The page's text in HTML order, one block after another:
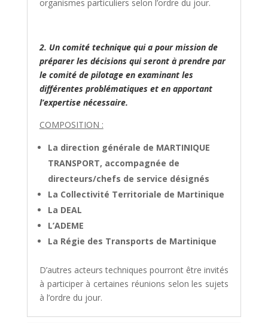
organismes particuliers selon l’ordre du jour.
2. Un comité technique qui a pour mission de
préparer les décisions qui seront à prendre par
le comité de pilotage en examinant les
différentes problématiques et en apportant
l’expertise nécessaire.
COMPOSITION :
La direction générale de MARTINIQUE
TRANSPORT, accompagnée de
directeurs/chefs de service désignés
La Collectivité Territoriale de Martinique
La DEAL
L’ADEME
La Régie des Transports de Martinique
D’autres acteurs techniques pourront être invités
à participer à certaines réunions selon les sujets
à l’ordre du jour.